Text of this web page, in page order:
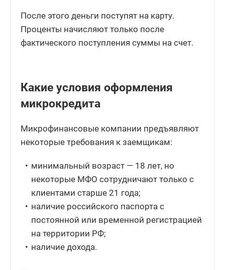
После этого деньги поступят на карту.
Проценты начисляют только после
фактического поступления суммы на счет.
Какие условия оформления
микрокредита
Микрофинансовые компании предъявляют
некоторые требования к заемщикам:
минимальный возраст — 18 лет, но
некоторые МФО сотрудничают только с
клиентами старше 21 года;
наличие российского паспорта с
постоянной или временной регистрацией
на территории РФ;
наличие дохода.